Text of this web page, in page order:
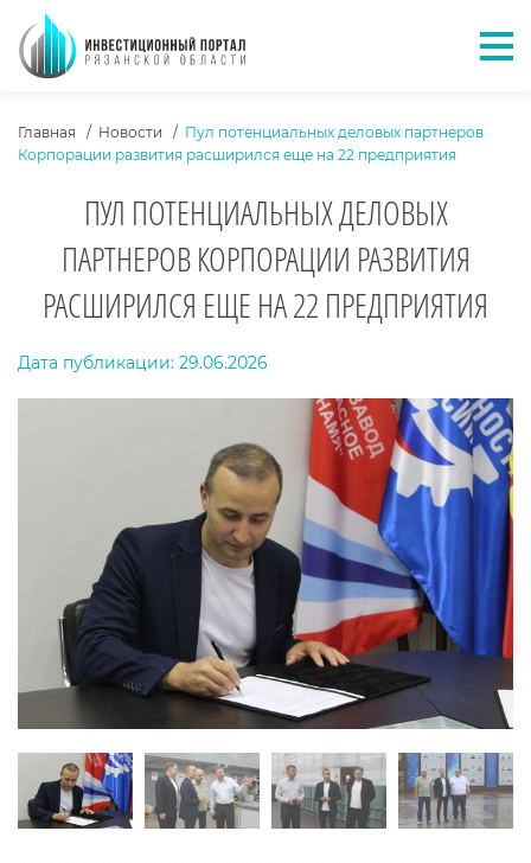
ХЛЕБНЫЕ КРОШКИ
Главная Новости
Пул потенциальных деловых партнеров
Корпорации развития расширился еще на 22 предприятия
ПУЛ ПОТЕНЦИАЛЬНЫХ ДЕЛОВЫХ
ПАРТНЕРОВ КОРПОРАЦИИ РАЗВИТИЯ
РАСШИРИЛСЯ ЕЩЕ НА 22 ПРЕДПРИЯТИЯ
ТЕКСТ НОВОСТИ
Дата публикации: 29.06.2026